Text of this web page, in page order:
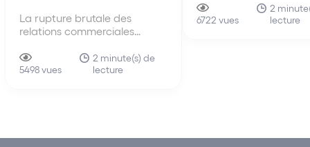
La rupture brutale des
relations commerciales
membres d’un même réseau
de distribution La faute tirée
Cette solution influe sur…
5498 vues
2 minute(s) de
lecture
anciennes lignes
de 2010, les nouvelles
6722 vues
2
lecture